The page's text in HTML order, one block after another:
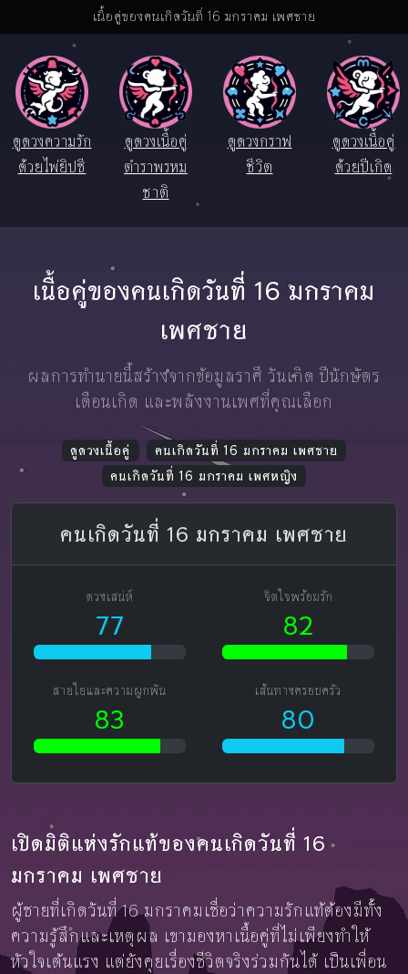
เนื้อคู่ของคนเกิดวันที่ 16 มกราคม เพศชาย
ดูดวงความรัก
ด้วยไพ่ยิปซี
ดูดวงเนื้อคู่
ตำราพรหม
ชาติ
ดูดวงกราฟ
ชีวิต
ดูดวงเนื้อคู่
ด้วยปีเกิด
เนื้อคู่ของคนเกิดวันที่ 16 มกราคม
เพศชาย
ผลการทำนายนี้สร้างจากข้อมูลราศี วันเกิด ปีนักษัตร
เดือนเกิด และพลังงานเพศที่คุณเลือก
ดูดวงเนื้อคู่
คนเกิดวันที่ 16 มกราคม เพศชาย
คนเกิดวันที่ 16 มกราคม เพศหญิง
คนเกิดวันที่ 16 มกราคม เพศชาย
ดวงเสน่ห์
77
จิตใจพร้อมรัก
82
สายใยและความผูกพัน
83
เส้นทางครอบครัว
80
เปิดมิติแห่งรักแท้ของคนเกิดวันที่ 16
มกราคม เพศชาย
ผู้ชายที่เกิดวันที่ 16 มกราคมเชื่อว่าความรักแท้ต้องมีทั้ง
ความรู้สึกและเหตุผล เขามองหาเนื้อคู่ที่ไม่เพียงทำให้
หัวใจเต้นแรง แต่ยังคุยเรื่องชีวิตจริงร่วมกันได้ เป็นเพื่อน